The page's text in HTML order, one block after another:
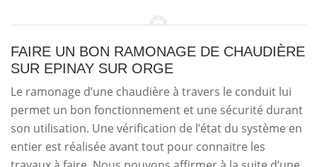
FAIRE UN BON RAMONAGE DE CHAUDIÈRE
SUR EPINAY SUR ORGE
Le ramonage d’une chaudière à travers le conduit lui
permet un bon fonctionnement et une sécurité durant
son utilisation. Une vérification de l’état du système en
entier est réalisée avant tout pour connaitre les